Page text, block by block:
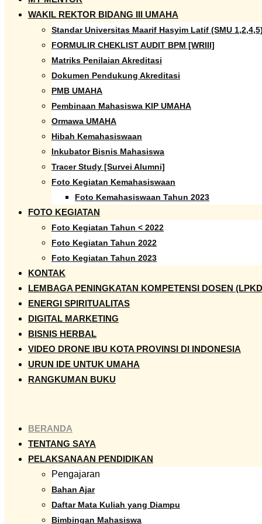
WAKIL REKTOR BIDANG III UMAHA
Standar Universitas Maarif Hasyim Latif (SMU
FORMULIR CHEKLIST AUDIT BPM [WRIII]
Matriks Penilaian Akreditasi
Dokumen Pendukung Akreditasi
PMB UMAHA
Pembinaan Mahasiswa KIP UMAHA
Ormawa UMAHA
Hibah Kemahasiswaan
Inkubator Bisnis Mahasiswa
Tracer Study [Survei Alumni]
Foto Kegiatan Kemahasiswaan
Foto Kemahasiswaan Tahun 2023
FOTO KEGIATAN
Foto Kegiatan Tahun < 2022
Foto Kegiatan Tahun 2022
Foto Kegiatan Tahun 2023
KONTAK
LEMBAGA PENINGKATAN KOMPETENSI DOSEN
ENERGI SPIRITUALITAS
DIGITAL MARKETING
BISNIS HERBAL
VIDEO DRONE IBU KOTA PROVINSI DI INDONESIA
URUN IDE UNTUK UMAHA
RANGKUMAN BUKU
BERANDA
TENTANG SAYA
PELAKSANAAN PENDIDIKAN
Pengajaran
Bahan Ajar
Daftar Mata Kuliah yang Diampu
Bimbingan Mahasiswa